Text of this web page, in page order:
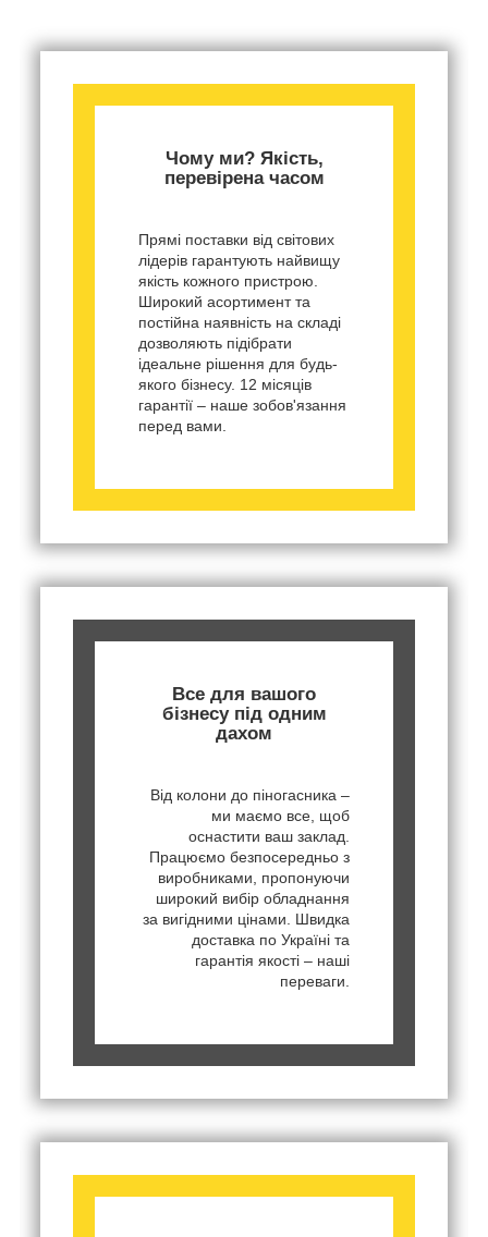
Чому ми? Якість,
перевірена часом
Прямі поставки від світових
лідерів гарантують найвищу
якість кожного пристрою.
Широкий асортимент та
постійна наявність на складі
дозволяють підібрати
ідеальне рішення для будь-
якого бізнесу. 12 місяців
гарантії – наше зобов'язання
перед вами.
Все для вашого
бізнесу під одним
дахом
Від колони до піногасника –
ми маємо все, щоб
оснастити ваш заклад.
Працюємо безпосередньо з
виробниками, пропонуючи
широкий вибір обладнання
за вигідними цінами. Швидка
доставка по Україні та
гарантія якості – наші
переваги.